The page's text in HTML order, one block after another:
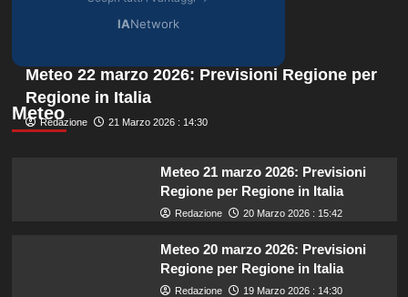
IANetwork
Meteo
Meteo 22 marzo 2026: Previsioni Regione per
Regione in Italia
Redazione 21 Marzo 2026 : 14:30
Meteo 21 marzo 2026: Previsioni
Regione per Regione in Italia
Redazione 20 Marzo 2026 : 15:42
Meteo 20 marzo 2026: Previsioni
Regione per Regione in Italia
Redazione 19 Marzo 2026 : 14:30